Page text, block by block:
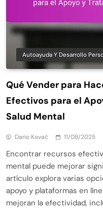
Autoayuda Y Desarrollo
Qué Vender para
Efectivos para el
Salud Mental
Dario Kovač 11/08/2025
Encontrar recursos
mental puede mejorar
artículo explora varias
apoyo y plataformas en
mejoran la efectividad,